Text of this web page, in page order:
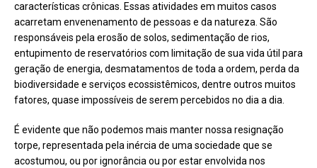
características crônicas. Essas atividades em muitos casos
acarretam envenenamento de pessoas e da natureza. São
responsáveis pela erosão de solos, sedimentação de rios,
entupimento de reservatórios com limitação de sua vida útil para
geração de energia, desmatamentos de toda a ordem, perda da
biodiversidade e serviços ecossistêmicos, dentre outros muitos
fatores, quase impossíveis de serem percebidos no dia a dia.
É evidente que não podemos mais manter nossa resignação
torpe, representada pela inércia de uma sociedade que se
acostumou, ou por ignorância ou por estar envolvida nos